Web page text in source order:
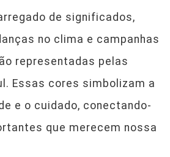
de significados,
no clima e campanhas
representadas pelas
Essas cores simbolizam a
e o cuidado, conectando-
que merecem nossa